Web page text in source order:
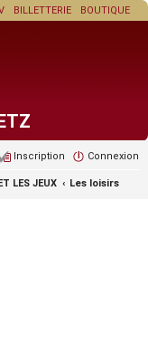
BOUTIQUE
BILLETTERIE
Connexion
Inscription
LES JEUX Les loisirs